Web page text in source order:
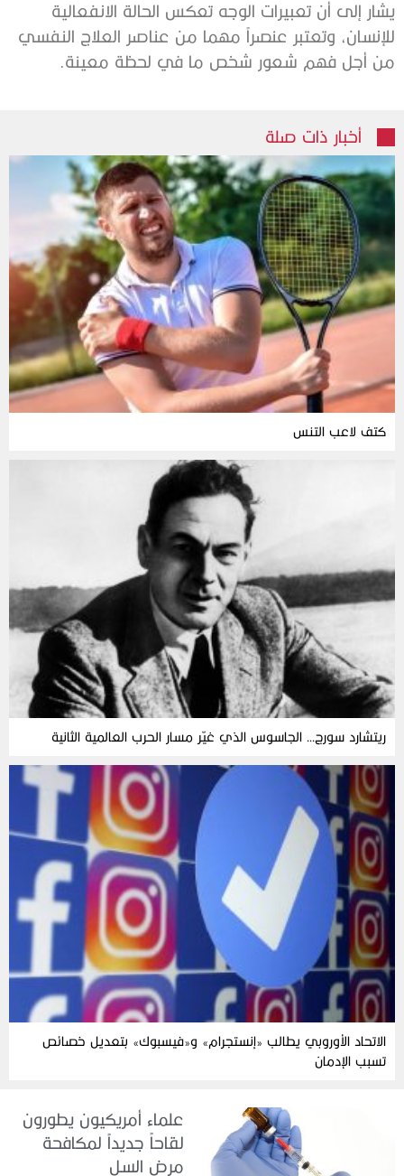
يشار إلى أن تعبيرات الوجه تعكس الحالة الانفعالية
للإنسان، وتعتبر عنصراً مهما من عناصر العلاج النفسي
من أجل فهم شعور شخص ما في لحظة معينة.
أخبار ذات صلة
كتف لاعب التنس
ريتشارد سورج… الجاسوس الذي غيّر مسار الحرب العالمية الثانية
الاتحاد الأوروبي يطالب «إنستجرام» و«فيسبوك» بتعديل خصائص
تسبب الإدمان
علماء أمريكيون يطورون
لقاحاً جديداً لمكافحة
مرض السل